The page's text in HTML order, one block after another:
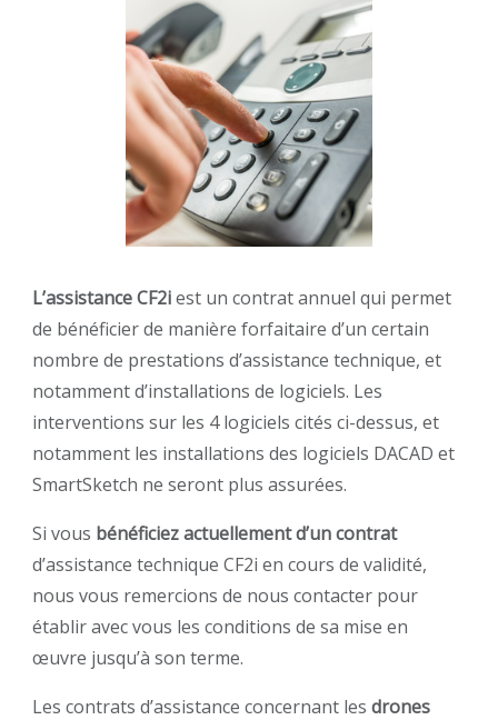
L’assistance CF2iest un contrat annuel qui permet
de bénéficier de manière forfaitaire d’un certain
nombre de prestations d’assistance technique, et
notamment d’installations de logiciels. Les
interventions sur les 4 logiciels cités ci-dessus, et
notamment les installations des logiciels DACAD et
SmartSketch ne seront plus assurées.
Si vous bénéficiez actuellement d’un contrat
d’assistance technique CF2i en cours de validité,
nous vous remercions de nous contacter pour
établir avec vous les conditions de sa mise en
œuvre jusqu’à son terme.
Les contrats d’assistance concernant les drones